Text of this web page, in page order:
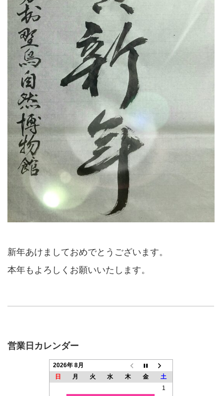
新年あけましておめでとうございます。
本年もよろしくお願いいたします。
営業日カレンダー
2026年 8月
日
月 火 水 木 金
土
1